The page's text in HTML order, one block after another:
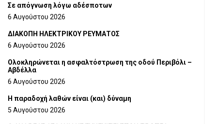
Σε απόγνωση λόγω αδέσποτων
6 Αυγούστου 2026
ΔΙΑΚΟΠΗ ΗΛΕΚΤΡΙΚΟΥ ΡΕΥΜΑΤΟΣ
6 Αυγούστου 2026
Ολοκληρώνεται η ασφαλτόστρωση της οδού Περιβόλι –
Αβδέλλα
6 Αυγούστου 2026
H παραδοχή λαθών είναι (και) δύναμη
5 Αυγούστου 2026